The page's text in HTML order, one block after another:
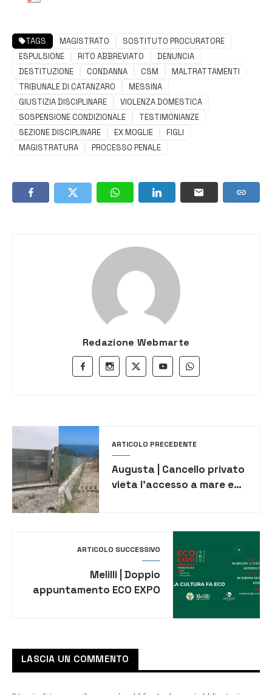
TAGS MAGISTRATO
SOSTITUTO PROCURATORE
ESPULSIONE
RITO ABBREVIATO
DENUNCIA
DESTITUZIONE
CONDANNA CSM
MALTRATTAMENTI
TRIBUNALE DI CATANZARO
MESSINA
GIUSTIZIA DISCIPLINARE
VIOLENZA DOMESTICA
SOSPENSIONE CONDIZIONALE
TESTIMONIANZE
SEZIONE DISCIPLINARE
EX MOGLIE
FIGLI
MAGISTRATURA
PROCESSO PENALE
Redazione Webmarte
ARTICOLO PRECEDENTE
Augusta | Cancello privato
vieta l’accesso a mare ed
ARTICOLO SUCCESSIVO
Melilli | Doppio
appuntamento ECO EXPO
LASCIA UN COMMENTO